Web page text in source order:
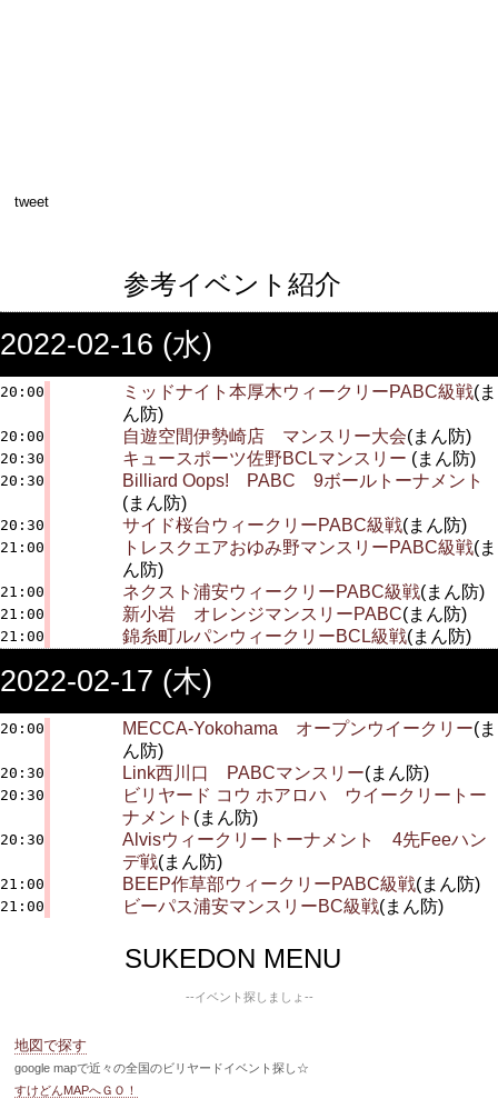
tweet
参考イベント紹介
2022-02-16 (水)
20:00 ミッドナイト本厚木ウィークリーPABC級戦(ま
ん防)
20:00 自遊空間伊勢崎店 マンスリー大会(まん防)
20:30 キュースポーツ佐野BCLマンスリー (まん防)
20:30
Billiard Oops! PABC 9ボールトーナメント
(まん防)
20:30 サイド桜台ウィークリーPABC級戦(まん防)
21:00 トレスクエアおゆみ野マンスリーPABC級戦(ま
ん防)
21:00 ネクスト浦安ウィークリーPABC級戦(まん防)
21:00 新小岩 オレンジマンスリーPABC(まん防)
21:00 錦糸町ルパンウィークリーBCL級戦(まん防)
2022-02-17 (木)
20:00 MECCA-Yokohama オープンウイークリー(ま
ん防)
20:30 Link西川口 PABCマンスリー(まん防)
20:30
ビリヤード コウ ホアロハ ウイークリートー
ナメント (まん防)
20:30
Alvisウィークリートーナメント 4先Feeハン
デ戦(まん防)
21:00 BEEP作草部ウィークリーPABC級戦(まん防)
21:00 ビーパス浦安マンスリーBC級戦(まん防)
SUKEDON MENU
--イベント探しましょ--
地図で探す
google mapで近々の全国のビリヤードイベント探し☆
すけどんMAPへＧＯ！